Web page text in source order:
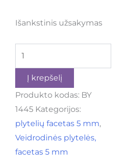
Išankstinis užsakymas
Į krepšelį
Produkto kodas: BY
1445 Kategorijos:
plytelių facetas 5 mm,
Veidrodinės plytelės,
facetas 5 mm